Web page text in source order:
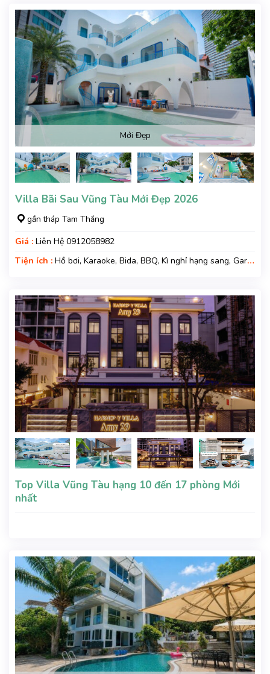
Mới Đẹp
Villa Bãi Sau Vũng Tàu Mới Đẹp 2026
gần tháp Tam Thắng
Giá : Liên Hệ 0912058982
Tiện ích : Hồ bơi, Karaoke, Bida, BBQ, Kì nghỉ hạng sang, Gara
Top Villa Vũng Tàu hạng 10 đến 17 phòng Mới
nhất